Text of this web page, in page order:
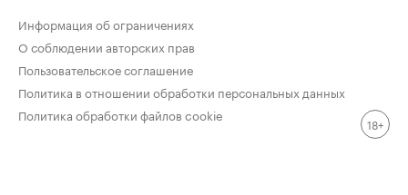
Информация об ограничениях
О соблюдении авторских прав
Пользовательское соглашение
Политика в отношении обработки персональных данных
Политика обработки файлов cookie
18+